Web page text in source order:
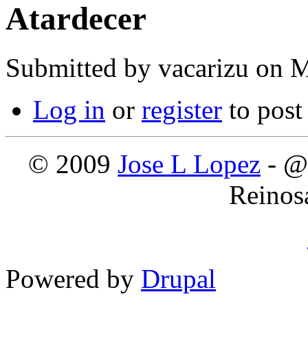
Atardecer
Submitted by vacarizu on
Log in or register to
© 2009 Jose L Lopez -
Powered by Drupal